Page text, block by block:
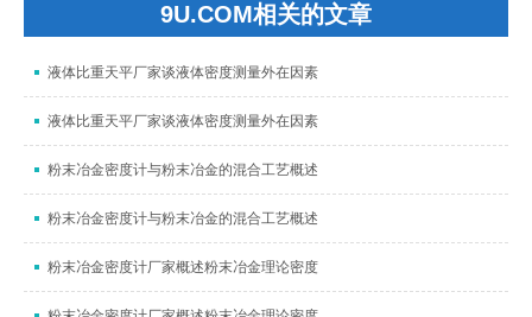
9U.COM相关的文章
液体比重天平厂家谈液体密度测量外在因素
液体比重天平厂家谈液体密度测量外在因素
粉末冶金密度计与粉末冶金的混合工艺概述
粉末冶金密度计与粉末冶金的混合工艺概述
粉末冶金密度计厂家概述粉末冶金理论密度